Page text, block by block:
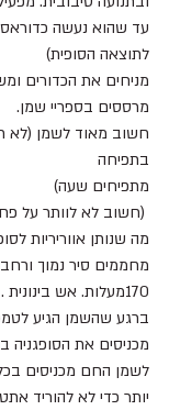
עד שהוא נעשה
לתוצאה הסופית)
מניחים את הכדורים
מרססים בספריי שמן.
חשוב מאוד לשמן (לא
בתפיחה
מתפיחים שעה)
(חשוב לא לוותר על
מה שנותן אווריריות
170מעלות. אש בינונית .
ברגע שהשמן הגיע
מכניסים את הסופגניה
יותר כדי לא להוריד